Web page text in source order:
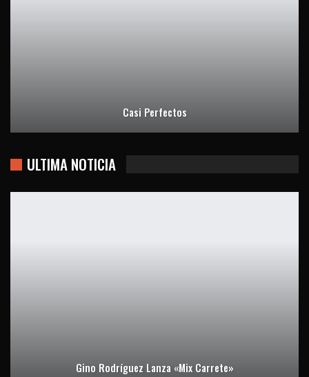
Casi Perfectos
ULTIMA NOTICIA
Gino Rodríguez Lanza «Mix Carrete»